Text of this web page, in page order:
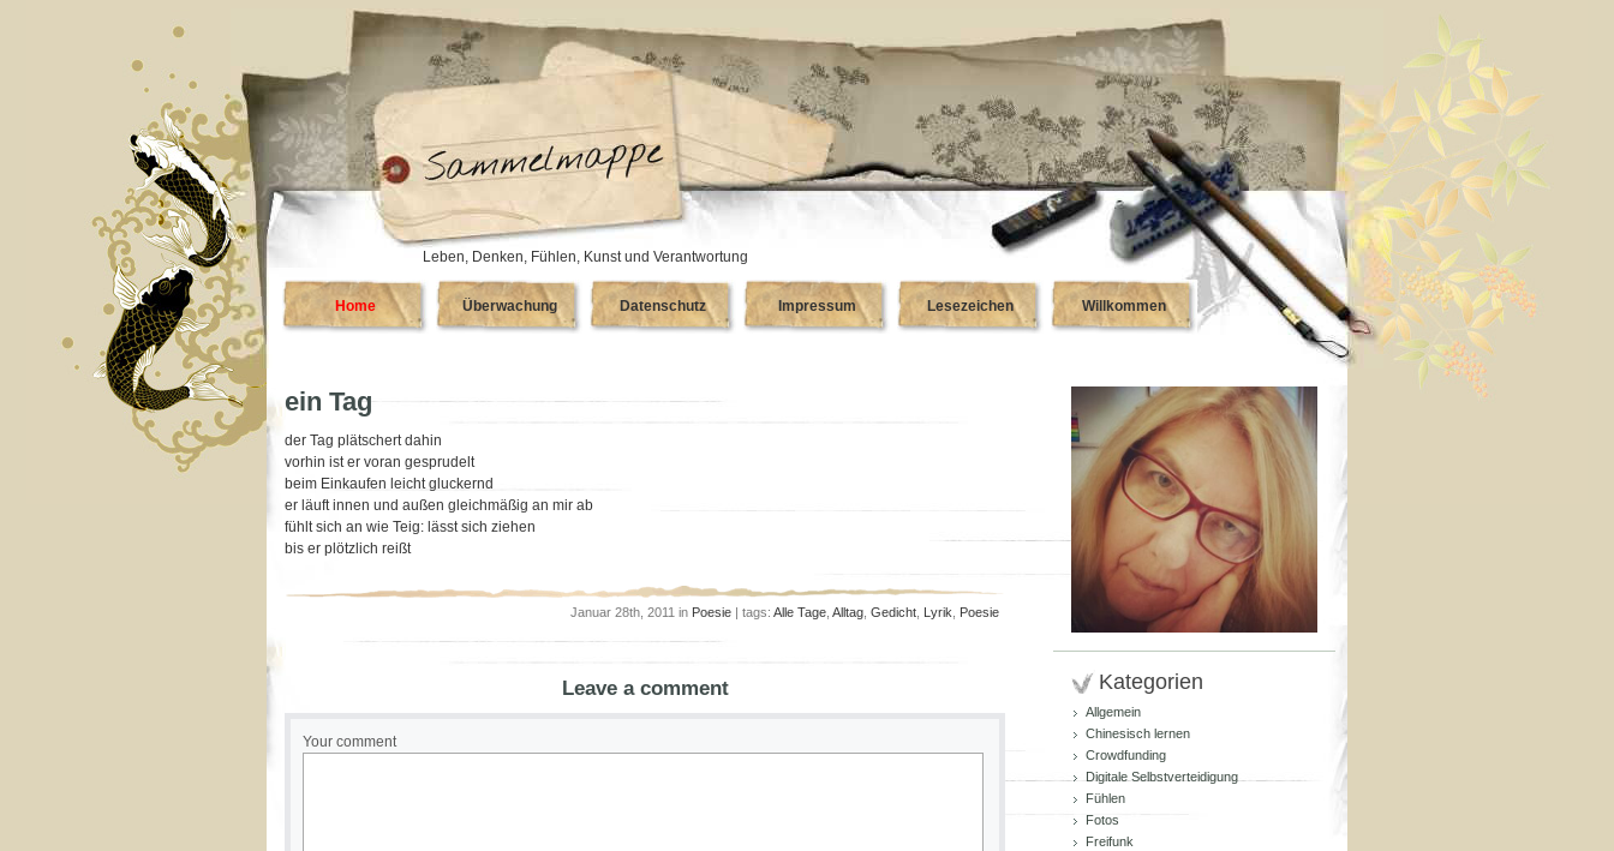
Leben, Denken, Fühlen, Kunst und Verantwortung
Home Überwachung Datenschutz Impressum Lesezeichen Willkommen
ein Tag
der Tag plätschert dahin
vorhin ist er voran gesprudelt
beim Einkaufen leicht gluckernd
er läuft innen und außen gleichmäßig an mir ab
fühlt sich an wie Teig: lässt sich ziehen
bis er plötzlich reißt
Januar 28th, 2011 in Poesie | tags: Alle Tage Alltag Gedicht Lyrik Poesie
Leave a comment
Your comment
Kategorien
Allgemein
Chinesisch lernen
Crowdfunding
Digitale Selbstverteidigung
Fühlen
Fotos
Freifunk